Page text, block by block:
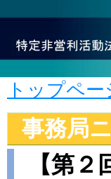
トップペ
事務局
【第